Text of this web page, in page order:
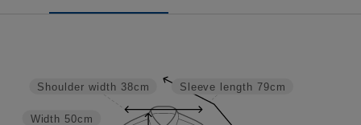
Sleeve length 79cm
Width 50cm
Shoulder width 38cm